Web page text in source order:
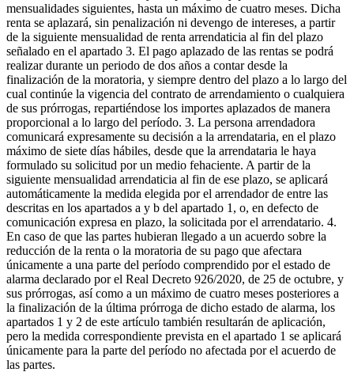
mensualidades siguientes, hasta un máximo de cuatro meses. Dicha
renta se aplazará, sin penalización ni devengo de intereses, a partir
de la siguiente mensualidad de renta arrendaticia al fin del plazo
señalado en el apartado 3. El pago aplazado de las rentas se podrá
realizar durante un periodo de dos años a contar desde la
finalización de la moratoria, y siempre dentro del plazo a lo largo del
cual continúe la vigencia del contrato de arrendamiento o cualquiera
de sus prórrogas, repartiéndose los importes aplazados de manera
proporcional a lo largo del período. 3. La persona arrendadora
comunicará expresamente su decisión a la arrendataria, en el plazo
máximo de siete días hábiles, desde que la arrendataria le haya
formulado su solicitud por un medio fehaciente. A partir de la
siguiente mensualidad arrendaticia al fin de ese plazo, se aplicará
automáticamente la medida elegida por el arrendador de entre las
descritas en los apartados a y b del apartado 1, o, en defecto de
comunicación expresa en plazo, la solicitada por el arrendatario. 4.
En caso de que las partes hubieran llegado a un acuerdo sobre la
reducción de la renta o la moratoria de su pago que afectara
únicamente a una parte del período comprendido por el estado de
alarma declarado por el Real Decreto 926/2020, de 25 de octubre, y
sus prórrogas, así como a un máximo de cuatro meses posteriores a
la finalización de la última prórroga de dicho estado de alarma, los
apartados 1 y 2 de este artículo también resultarán de aplicación,
pero la medida correspondiente prevista en el apartado 1 se aplicará
únicamente para la parte del período no afectada por el acuerdo de
las partes.